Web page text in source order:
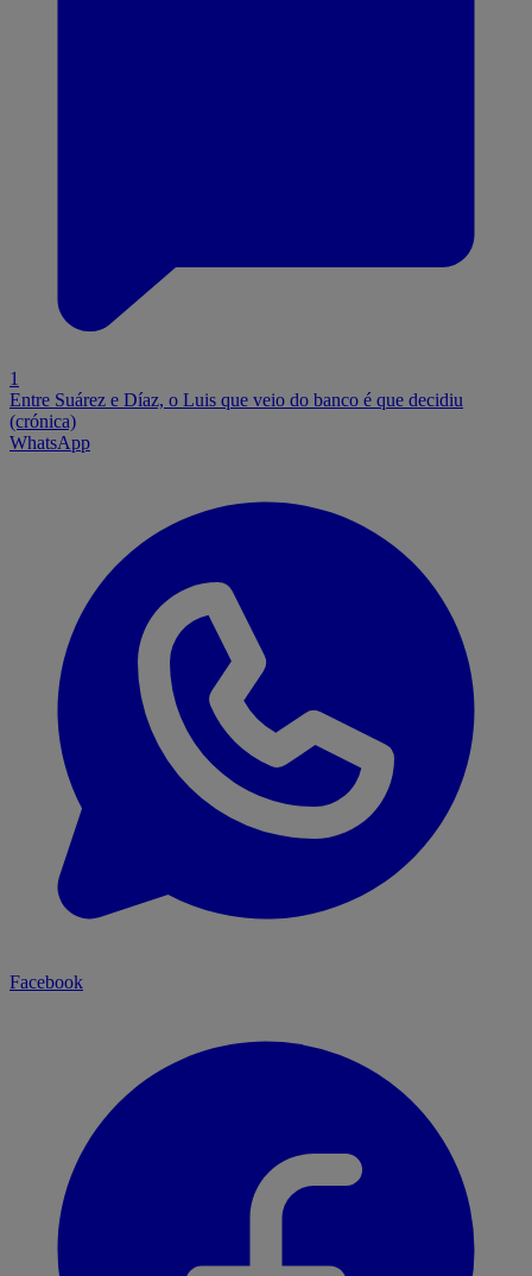
1
Entre Suárez e Díaz, o Luis que veio do banco é que decidiu
(crónica)
WhatsApp
Facebook